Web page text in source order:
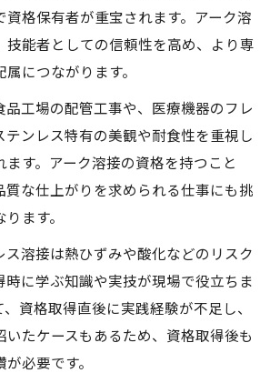
資格保有者が重宝されます。アーク溶
技能者としての信頼性を高め、より専
につながります。
品工場の配管工事や、医療機器のフレ
テンレス特有の美観や耐食性を重視し
ます。アーク溶接の資格を持つこと
質な仕上がりを求められる仕事にも挑
ます。
ス溶接は熱ひずみや酸化などのリスク
時に学ぶ知識や実技が現場で役立ちま
資格取得直後に実践経験が不足し、
いたケースもあるため、資格取得後も
必要です。